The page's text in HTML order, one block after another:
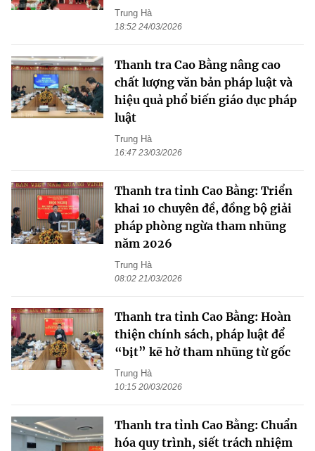
Trung Hà
18:52 24/03/2026
Thanh tra Cao Bằng nâng cao
chất lượng văn bản pháp luật và
hiệu quả phổ biến giáo dục pháp
luật
Trung Hà
16:47 23/03/2026
Thanh tra tỉnh Cao Bằng: Triển
khai 10 chuyên đề, đồng bộ giải
pháp phòng ngừa tham nhũng
năm 2026
Trung Hà
08:02 21/03/2026
Thanh tra tỉnh Cao Bằng: Hoàn
thiện chính sách, pháp luật để
“bịt” kẽ hở tham nhũng từ gốc
Trung Hà
10:15 20/03/2026
Thanh tra tỉnh Cao Bằng: Chuẩn
hóa quy trình, siết trách nhiệm